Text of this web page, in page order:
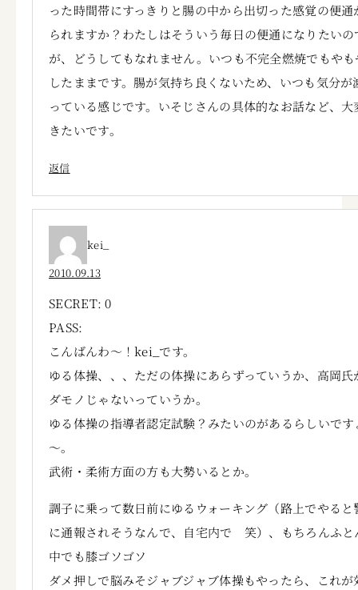
った時間帯にすっきりと腸の中から出切った感覚の便通
られますか？わたしはそういう毎日の便通になりたいの
が、どうしてもなれません。いつも不完全燃焼でもや
したままです。腸が気持ち良くないため、いつも気分が
っている感じです。いそじさんの具体的なお話など、大
きたいです。
返信
kei_
2010.09.13
SECRET: 0
PASS:
こんばんわ～！kei_です。
ゆる体操、、、ただの体操にあらずっていうか、高岡氏
ダモノじゃないっていうか。
ゆる体操の指導者認定試験？みたいのがあるらしいです
～。
武術・柔術方面の方も大勢いるとか。
調子に乗って数日前にゆるウォーキング（路上でやると
に通報されそうなんで、自宅内で 笑）、もちろんふと
中でも膝ゴソゴソ
ダメ押しで脳みそジャブジャブ体操もやったら、これが